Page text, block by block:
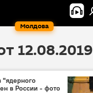
Молдова
12.08.2019
"ядерного
в России - фото